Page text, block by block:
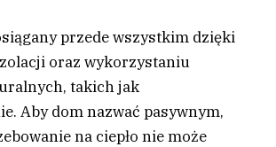
przede wszystkim dzięki
oraz wykorzystaniu
takich jak
Aby dom nazwać pasywnym,
na ciepło nie może